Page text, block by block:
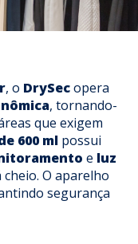
, o DrySecopera
, tornando-
que exigem
600 ml possui
e luz
O aparelho
segurança